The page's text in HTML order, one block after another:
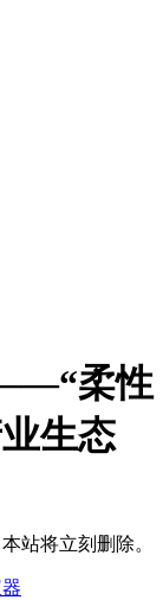
柔性
生态
站将立刻删除。